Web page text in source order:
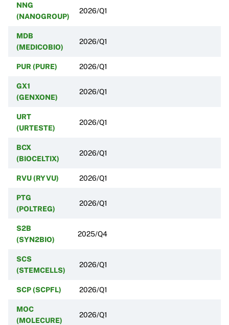
NNG
(NANOGROUP)
2026/Q1
MDB
(MEDICOBIO)
2026/Q1
PUR (PURE) 2026/Q1
GX1
(GENXONE)
2026/Q1
URT
(URTESTE)
2026/Q1
BCX
(BIOCELTIX)
2026/Q1
RVU (RYVU) 2026/Q1
PTG
(POLTREG)
2026/Q1
S2B
(SYN2BIO)
2025/Q4
SCS
(STEMCELLS)
2026/Q1
SCP (SCPFL) 2026/Q1
MOC
(MOLECURE)
2026/Q1